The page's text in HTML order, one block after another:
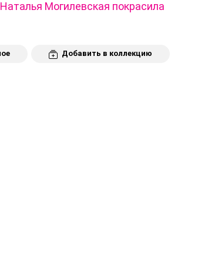
Могилевская покрасила
Добавить в коллекцию